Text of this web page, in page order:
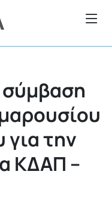
για την
ΚΔΑΠ –